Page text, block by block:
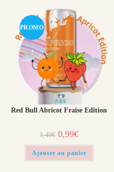
PROMO
!
Red Bull Abricot Fraise Edition
1,49€ Le
prix
initial
était :
0,99€Le
prix
actuel
est :
Ajouter au panier